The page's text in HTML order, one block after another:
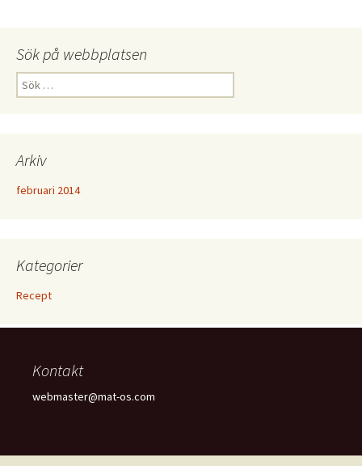
Sök på webbplatsen
Sök
efter:
Arkiv
februari 2014
Kategorier
Recept
Kontakt
webmaster@mat-os.com